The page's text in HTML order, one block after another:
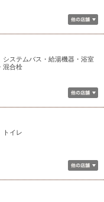
ステムバス・給湯機器・浴室
混合栓
トイレ